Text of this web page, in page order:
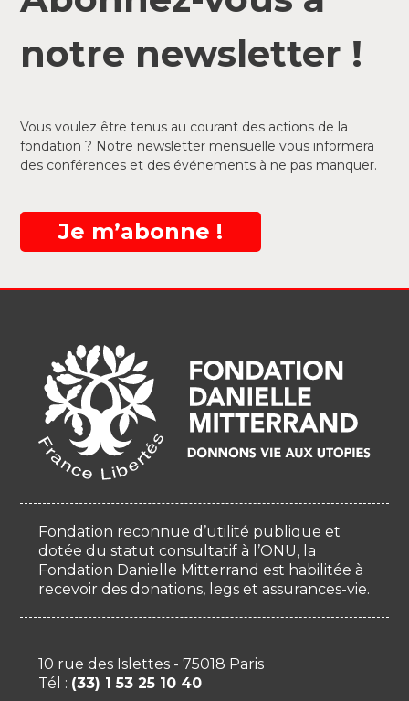
notre newsletter !
Vous voulez être tenus au courant des actions de la
fondation ? Notre newsletter mensuelle vous informera
des conférences et des événements à ne pas manquer.
Je m’abonne !
Fondation reconnue d’utilité publique et
dotée du statut consultatif à l’ONU, la
Fondation Danielle Mitterrand est habilitée à
recevoir des donations, legs et assurances-vie.
10 rue des Islettes - 75018 Paris
Tél : (33) 1 53 25 10 40